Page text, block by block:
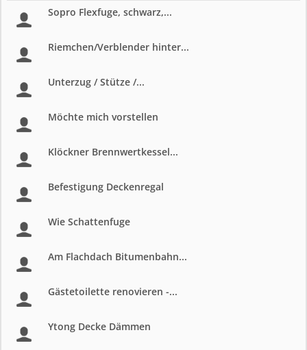
Sopro Flexfuge, schwarz,...
Riemchen/Verblender hinter...
Unterzug / Stütze /...
Möchte mich vorstellen
Klöckner Brennwertkessel...
Befestigung Deckenregal
Wie Schattenfuge
Am Flachdach Bitumenbahn...
Gästetoilette renovieren -...
Ytong Decke Dämmen